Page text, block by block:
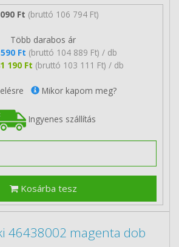
Ft (bruttó 106 794 Ft)
Több darabos ár
Ft (bruttó 104 889 Ft) / db
190 Ft (bruttó 103 111 Ft) / db
Mikor kapom meg?
Ingyenes szállítás
Kosárba tesz
46438002 magenta dob